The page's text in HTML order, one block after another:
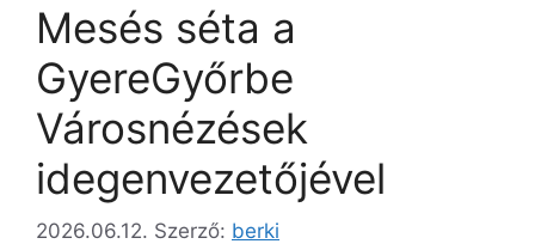
Mesés séta a
GyereGyőrbe
Városnézések
idegenvezetőjével
2026.06.12. Szerző: berki